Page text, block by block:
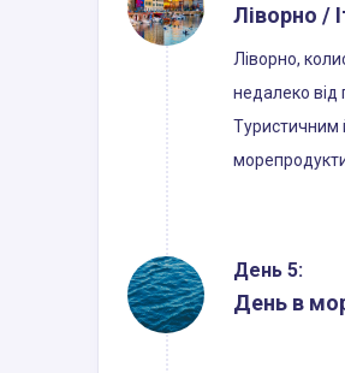
Ліворно /
Ліворно,
недалеко від
Туристичним
День 5:
День в